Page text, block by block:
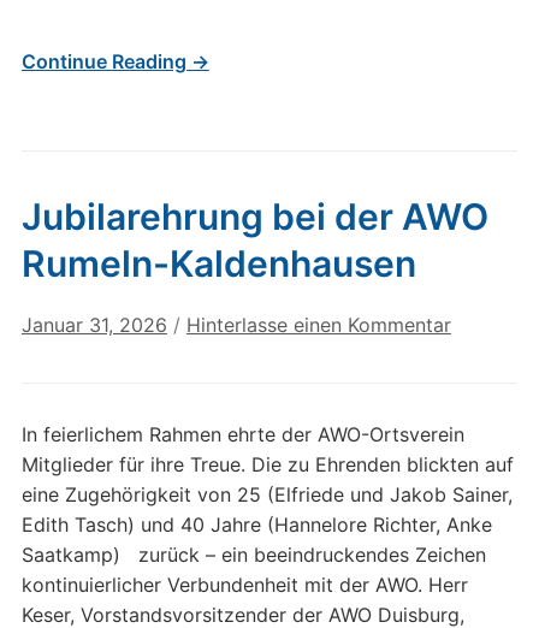
Continue Reading →
Jubilarehrung bei der AWO
Rumeln-Kaldenhausen
Januar 31, 2026 / Hinterlasse einen Kommentar
In feierlichem Rahmen ehrte der AWO-Ortsverein
Mitglieder für ihre Treue. Die zu Ehrenden blickten auf
eine Zugehörigkeit von 25 (Elfriede und Jakob Sainer,
Edith Tasch) und 40 Jahre (Hannelore Richter, Anke
Saatkamp) zurück – ein beeindruckendes Zeichen
kontinuierlicher Verbundenheit mit der AWO. Herr
Keser, Vorstandsvorsitzender der AWO Duisburg,